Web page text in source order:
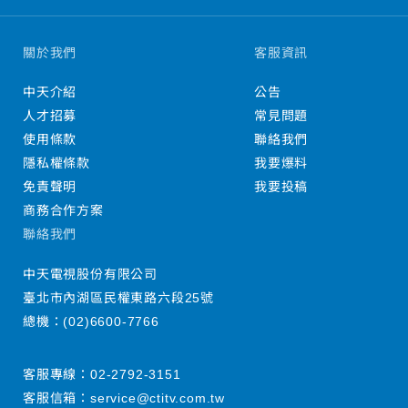
關於我們
中天介紹
人才招募
使用條款
隱私權條款
免責聲明
商務合作方案
客服資訊
公告
常見問題
聯絡我們
我要爆料
我要投稿
聯絡我們
中天電視股份有限公司
臺北市內湖區民權東路六段25號
總機：(02)6600-7766
客服專線： 02-2792-3151
客服信箱： service@ctitv.com.tw